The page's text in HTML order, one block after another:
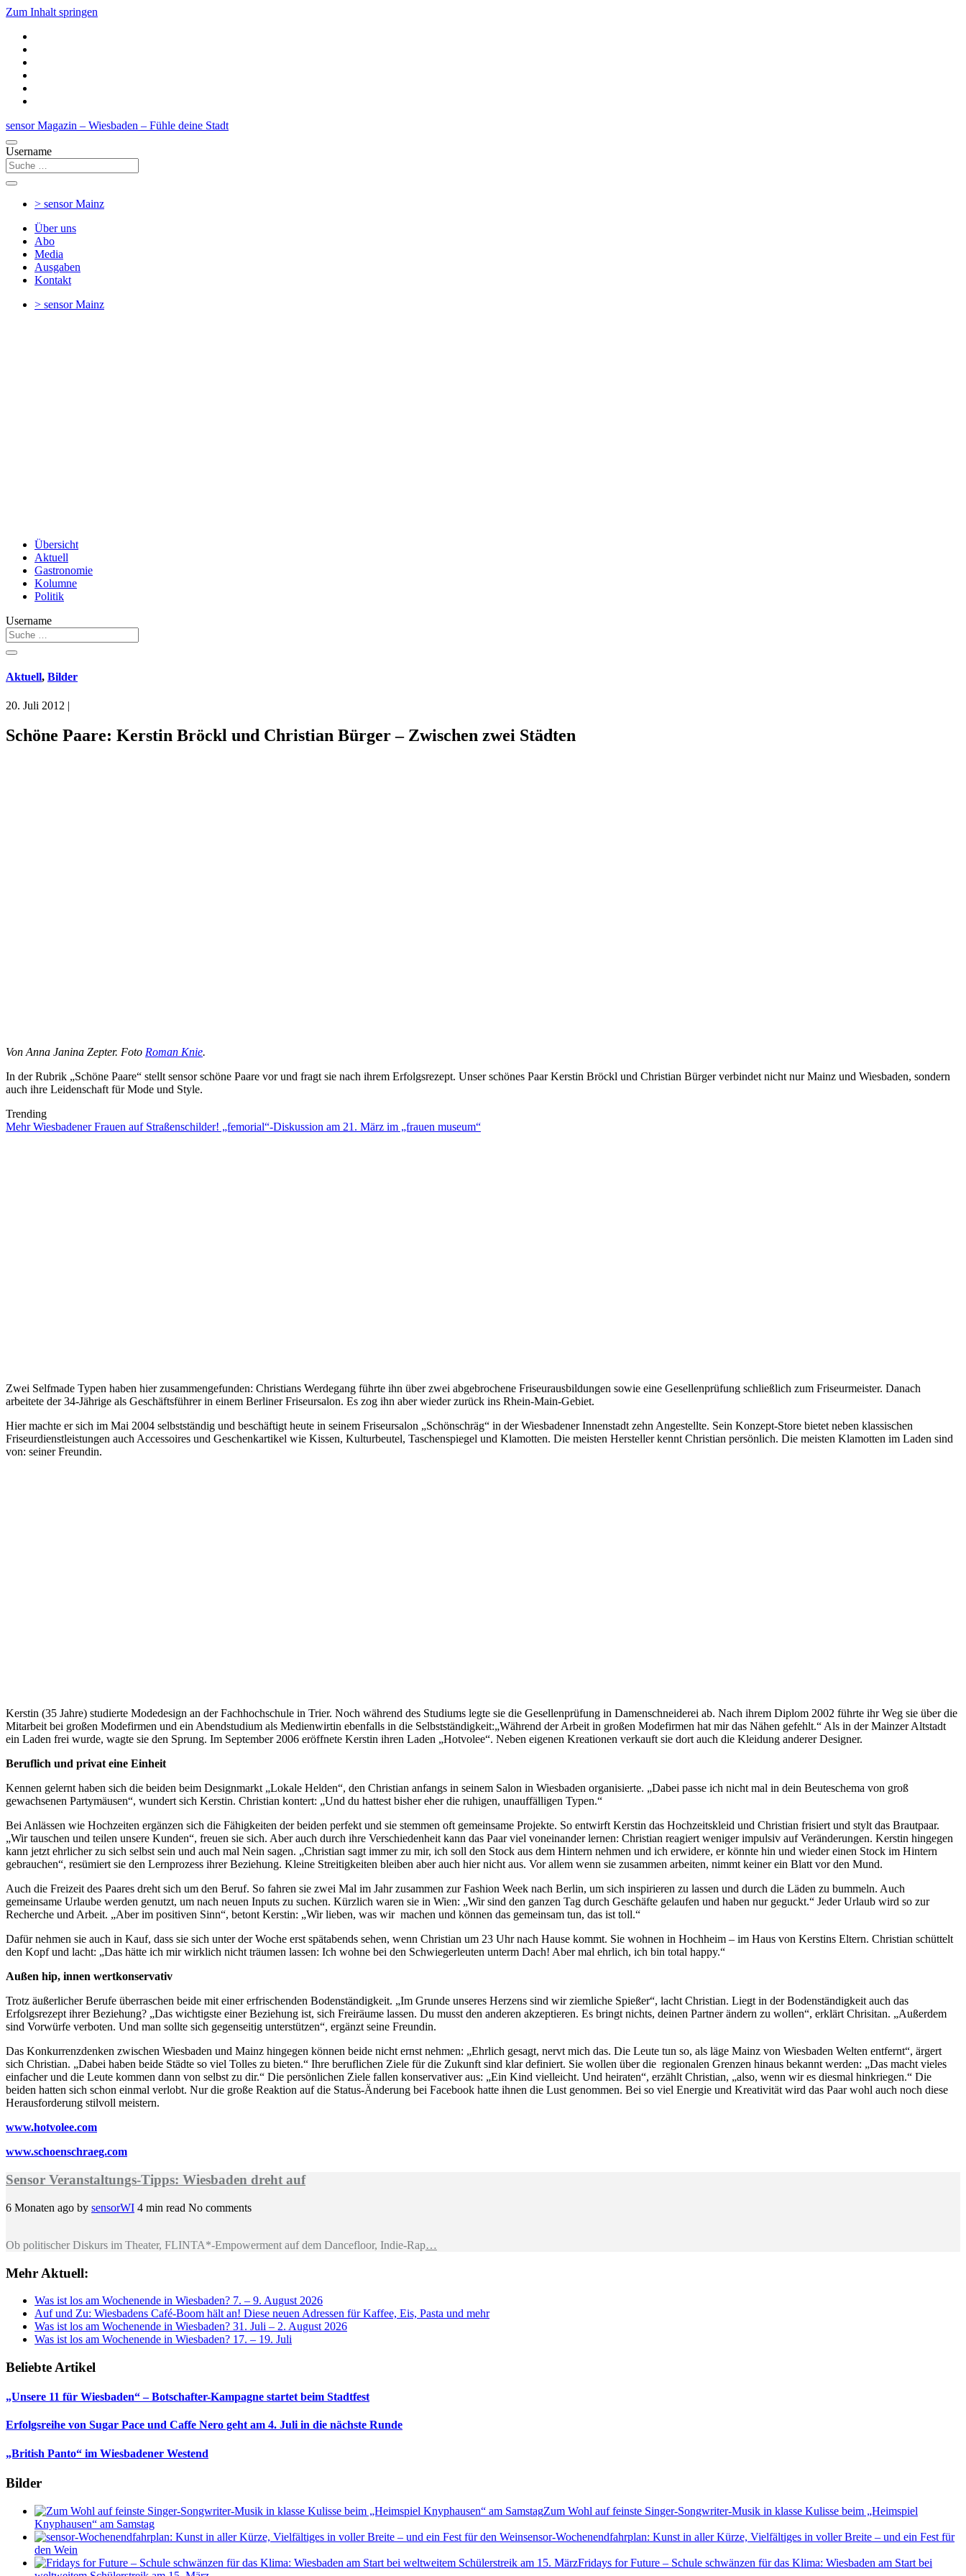
Zum Inhalt springen
sensor Magazin – Wiesbaden – Fühle deine Stadt
Username
> sensorMainz
Über uns
Abo
Media
Ausgaben
Kontakt
> sensorMainz
Übersicht
Aktuell
Gastronomie
Kolumne
Politik
Username
Aktuell, Bilder
20. Juli 2012 |
Schöne Paare: Kerstin Bröckl und Christian Bürger – Zwischen zwei Städten
Von Anna Janina Zepter. Foto Roman Knie.
In der Rubrik „Schöne Paare“ stellt sensor schöne Paare vor und fragt sie nach ihrem Erfolgsrezept. Unser schönes Paar Kerstin Bröckl und Christian Bürger verbindet nicht nur Mainz und Wiesbaden, sondern
auch ihre Leidenschaft für Mode und Style.
Trending
Mehr Wiesbadener Frauen auf Straßenschilder! „femorial“-Diskussion am 21. März im „frauen museum“
Zwei Selfmade Typen haben hier zusammengefunden: Christians Werdegang führte ihn über zwei abgebrochene Friseurausbildungen sowie eine Gesellenprüfung schließlich zum Friseurmeister. Danach
arbeitete der 34-Jährige als Geschäftsführer in einem Berliner Friseursalon. Es zog ihn aber wieder zurück ins Rhein-Main-Gebiet.
Hier machte er sich im Mai 2004 selbstständig und beschäftigt heute in seinem Friseursalon „Schönschräg“ in der Wiesbadener Innenstadt zehn Angestellte. Sein Konzept-Store bietet neben klassischen
Friseurdienstleistungen auch Accessoires und Geschenkartikel wie Kissen, Kulturbeutel, Taschenspiegel und Klamotten. Die meisten Hersteller kennt Christian persönlich. Die meisten Klamotten im Laden sind
von: seiner Freundin.
Kerstin (35 Jahre) studierte Modedesign an der Fachhochschule in Trier. Noch während des Studiums legte sie die Gesellenprüfung in Damenschneiderei ab. Nach ihrem Diplom 2002 führte ihr Weg sie über die
Mitarbeit bei großen Modefirmen und ein Abendstudium als Medienwirtin ebenfalls in die Selbstständigkeit:„Während der Arbeit in großen Modefirmen hat mir das Nähen gefehlt.“ Als in der Mainzer Altstadt
ein Laden frei wurde, wagte sie den Sprung. Im September 2006 eröffnete Kerstin ihren Laden „Hotvolee“. Neben eigenen Kreationen verkauft sie dort auch die Kleidung anderer Designer.
Beruflich und privat eine Einheit
Kennen gelernt haben sich die beiden beim Designmarkt „Lokale Helden“, den Christian anfangs in seinem Salon in Wiesbaden organisierte. „Dabei passe ich nicht mal in dein Beuteschema von groß
gewachsenen Partymäusen“, wundert sich Kerstin. Christian kontert: „Und du hattest bisher eher die ruhigen, unauffälligen Typen.“
Bei Anlässen wie Hochzeiten ergänzen sich die Fähigkeiten der beiden perfekt und sie stemmen oft gemeinsame Projekte. So entwirft Kerstin das Hochzeitskleid und Christian frisiert und stylt das Brautpaar.
„Wir tauschen und teilen unsere Kunden“, freuen sie sich. Aber auch durch ihre Verschiedenheit kann das Paar viel voneinander lernen: Christian reagiert weniger impulsiv auf Veränderungen. Kerstin hingegen
kann jetzt ehrlicher zu sich selbst sein und auch mal Nein sagen. „Christian sagt immer zu mir, ich soll den Stock aus dem Hintern nehmen und ich erwidere, er könnte hin und wieder einen Stock im Hintern
gebrauchen“, resümiert sie den Lernprozess ihrer Beziehung. Kleine Streitigkeiten bleiben aber auch hier nicht aus. Vor allem wenn sie zusammen arbeiten, nimmt keiner ein Blatt vor den Mund.
Auch die Freizeit des Paares dreht sich um den Beruf. So fahren sie zwei Mal im Jahr zusammen zur Fashion Week nach Berlin, um sich inspirieren zu lassen und durch die Läden zu bummeln. Auch
gemeinsame Urlaube werden genutzt, um nach neuen Inputs zu suchen. Kürzlich waren sie in Wien: „Wir sind den ganzen Tag durch Geschäfte gelaufen und haben nur geguckt.“ Jeder Urlaub wird so zur
Recherche und Arbeit. „Aber im positiven Sinn“, betont Kerstin: „Wir lieben, was wir machen und können das gemeinsam tun, das ist toll.“
Dafür nehmen sie auch in Kauf, dass sie sich unter der Woche erst spätabends sehen, wenn Christian um 23 Uhr nach Hause kommt. Sie wohnen in Hochheim – im Haus von Kerstins Eltern. Christian schüttelt
den Kopf und lacht: „Das hätte ich mir wirklich nicht träumen lassen: Ich wohne bei den Schwiegerleuten unterm Dach! Aber mal ehrlich, ich bin total happy.“
Außen hip, innen wertkonservativ
Trotz äußerlicher Berufe überraschen beide mit einer erfrischenden Bodenständigkeit. „Im Grunde unseres Herzens sind wir ziemliche Spießer“, lacht Christian. Liegt in der Bodenständigkeit auch das
Erfolgsrezept ihrer Beziehung? „Das wichtigste einer Beziehung ist, sich Freiräume lassen. Du musst den anderen akzeptieren. Es bringt nichts, deinen Partner ändern zu wollen“, erklärt Chrisitan. „Außerdem
sind Vorwürfe verboten. Und man sollte sich gegenseitig unterstützen“, ergänzt seine Freundin.
Das Konkurrenzdenken zwischen Wiesbaden und Mainz hingegen können beide nicht ernst nehmen: „Ehrlich gesagt, nervt mich das. Die Leute tun so, als läge Mainz von Wiesbaden Welten entfernt“, ärgert
sich Christian. „Dabei haben beide Städte so viel Tolles zu bieten.“ Ihre beruflichen Ziele für die Zukunft sind klar definiert. Sie wollen über die regionalen Grenzen hinaus bekannt werden: „Das macht vieles
einfacher und die Leute kommen dann von selbst zu dir.“ Die persönlichen Ziele fallen konservativer aus: „Ein Kind vielleicht. Und heiraten“, erzählt Christian, „also, wenn wir es diesmal hinkriegen.“ Die
beiden hatten sich schon einmal verlobt. Nur die große Reaktion auf die Status-Änderung bei Facebook hatte ihnen die Lust genommen. Bei so viel Energie und Kreativität wird das Paar wohl auch noch diese
Herausforderung stilvoll meistern.
www.hotvolee.com
www.schoenschraeg.com
Sensor Veranstaltungs-Tipps: Wiesbaden dreht auf
6 Monaten ago by sensorWI 4 min read No comments
Ob politischer Diskurs im Theater, FLINTA*-Empowerment auf dem Dancefloor, Indie-Rap…
Mehr Aktuell:
Was ist los am Wochenende in Wiesbaden? 7. – 9. August 2026
Auf und Zu: Wiesbadens Café-Boom hält an! Diese neuen Adressen für Kaffee, Eis, Pasta und mehr
Was ist los am Wochenende in Wiesbaden? 31. Juli – 2. August 2026
Was ist los am Wochenende in Wiesbaden? 17. – 19. Juli
Beliebte Artikel
„Unsere 11 für Wiesbaden“ – Botschafter-Kampagne startet beim Stadtfest
Erfolgsreihe von Sugar Pace und Caffe Nero geht am 4. Juli in die nächste Runde
„British Panto“ im Wiesbadener Westend
Bilder
Zum Wohl auf feinste Singer-Songwriter-Musik in klasse Kulisse beim „Heimspiel
Knyphausen“ am Samstag
sensor-Wochenendfahrplan: Kunst in aller Kürze, Vielfältiges in voller Breite – und ein Fest für
den Wein
Fridays for Future – Schule schwänzen für das Klima: Wiesbaden am Start bei